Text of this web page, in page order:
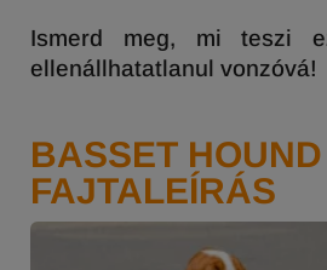
Ismerd meg, mi teszi
ellenállhatatlanul vonzóvá!
BASSET HOUND
FAJTALEÍRÁS